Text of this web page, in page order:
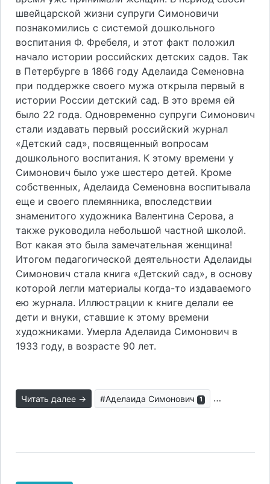
швейцарской жизни супруги Симоновичи
познакомились с системой дошкольного
воспитания Ф. Фребеля, и этот факт положил
начало истории российских детских садов. Так
в Петербурге в 1866 году Аделаида Семеновна
при поддержке своего мужа открыла первый в
истории России детский сад. В это время ей
было 22 года. Одновременно супруги Симонович
стали издавать первый российский журнал
«Детский сад», посвященный вопросам
дошкольного воспитания. К этому времени у
Симонович было уже шестеро детей. Кроме
собственных, Аделаида Семеновна воспитывала
еще и своего племянника, впоследствии
знаменитого художника Валентина Серова, а
также руководила небольшой частной школой.
Вот какая это была замечательная женщина!
Итогом педагогической деятельности Аделаиды
Симонович стала книга «Детский сад», в основу
которой легли материалы когда-то издаваемого
ею журнала. Иллюстрации к книге делали ее
дети и внуки, ставшие к этому времени
художниками. Умерла Аделаида Симонович в
1933 году, в возрасте 90 лет.
Читать далее → #Аделаида Симонович 1